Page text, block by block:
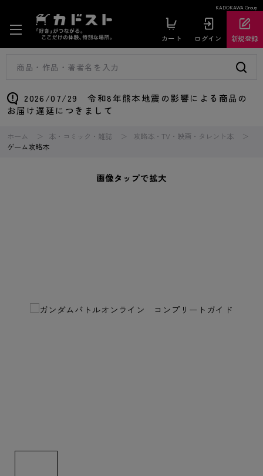
KADOKAWA Group
カート ログイン 新規登録
2026/07/29 令和8年熊本地震の影響による商品の
お届け遅延につきまして
ホーム 本・コミック・雑誌
攻略本・TV・映画・タレント本
ゲーム攻略本
画像タップで拡大